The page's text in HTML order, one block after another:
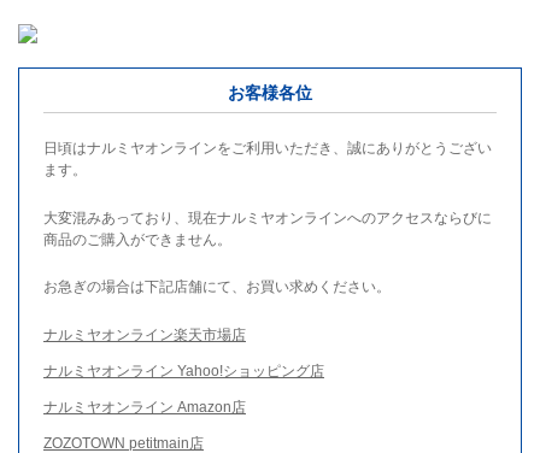
お客様各位
日頃はナルミヤオンラインをご利用いただき、誠にありがとうござい
ます。
大変混みあっており、現在ナルミヤオンラインへのアクセスならびに
商品のご購入ができません。
お急ぎの場合は下記店舗にて、お買い求めください。
ナルミヤオンライン楽天市場店
ナルミヤオンライン Yahoo!ショッピング店
ナルミヤオンライン Amazon店
ZOZOTOWN petitmain店